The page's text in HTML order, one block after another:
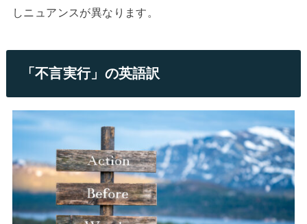
しニュアンスが異なります。
「不言実行」の英語訳